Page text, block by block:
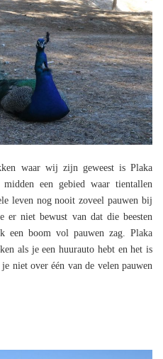
waar wij zijn geweest is Plaka
een gebied waar tientallen
leven nog nooit zoveel pauwen bij
er niet bewust van dat die beesten
een boom vol pauwen zag. Plaka
als je een huurauto hebt en het is
niet over één van de velen pauwen